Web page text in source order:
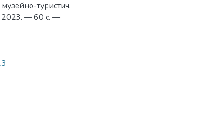
туристич.
2023. — 60 с. —